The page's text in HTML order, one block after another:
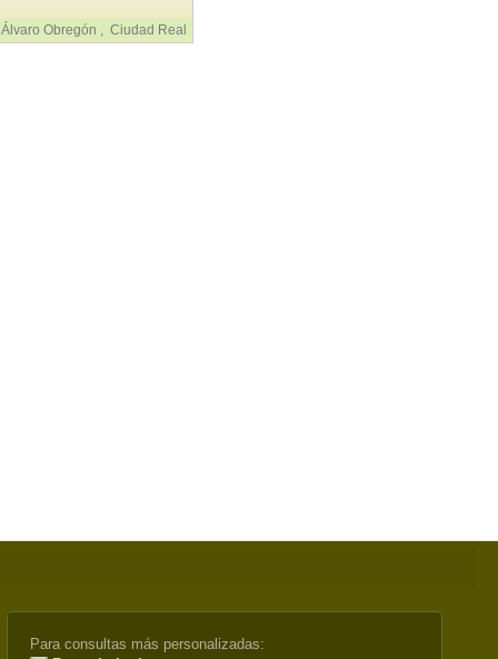
Álvaro Obregón , Ciudad Real
Para consultas más personalizadas: